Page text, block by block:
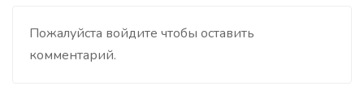
Пожалуйста войдите чтобы оставить
комментарий.